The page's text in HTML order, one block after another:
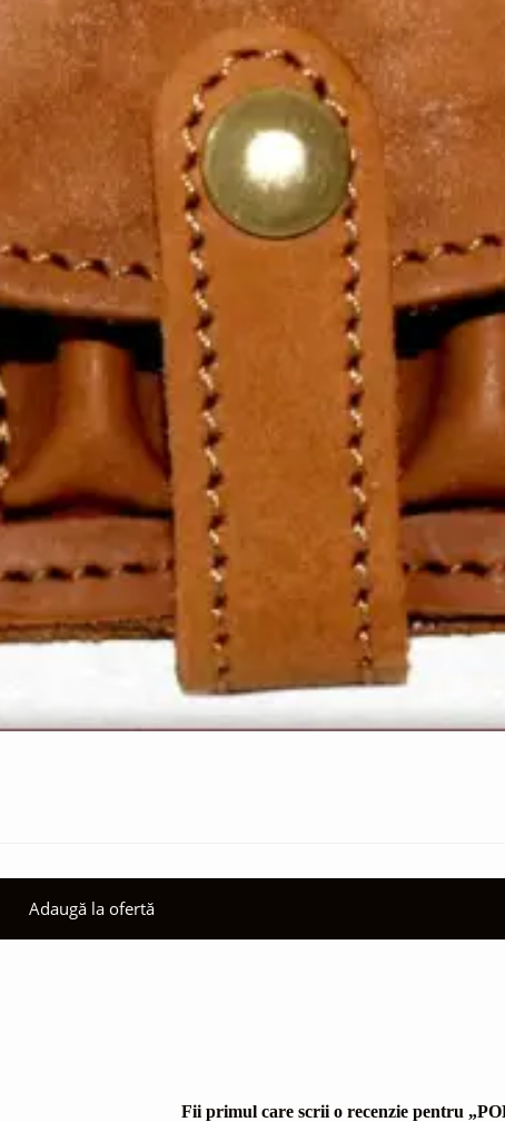
Adaugă la ofertă
Fii primul care scrii o recenzie pentru